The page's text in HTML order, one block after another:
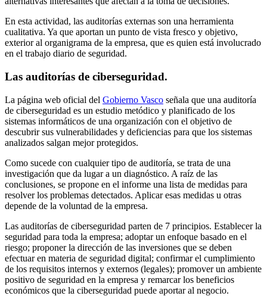
En esta actividad, las auditorías externas son una herramienta
cualitativa. Ya que aportan un punto de vista fresco y objetivo,
exterior al organigrama de la empresa, que es quien está involucrado
en el trabajo diario de seguridad.
Las auditorías de ciberseguridad.
La página web oficial del Gobierno Vasco señala que una auditoría
de ciberseguridad es un estudio metódico y planificado de los
sistemas informáticos de una organización con el objetivo de
descubrir sus vulnerabilidades y deficiencias para que los sistemas
analizados salgan mejor protegidos.
Como sucede con cualquier tipo de auditoría, se trata de una
investigación que da lugar a un diagnóstico. A raíz de las
conclusiones, se propone en el informe una lista de medidas para
resolver los problemas detectados. Aplicar esas medidas u otras
depende de la voluntad de la empresa.
Las auditorías de ciberseguridad parten de 7 principios. Establecer la
seguridad para toda la empresa; adoptar un enfoque basado en el
riesgo; proponer la dirección de las inversiones que se deben
efectuar en materia de seguridad digital; confirmar el cumplimiento
de los requisitos internos y externos (legales); promover un ambiente
positivo de seguridad en la empresa y remarcar los beneficios
económicos que la ciberseguridad puede aportar al negocio.